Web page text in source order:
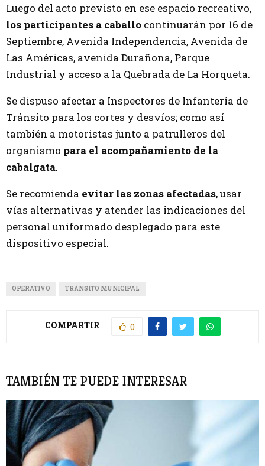
Luego del acto previsto en ese espacio recreativo,
los participantes a caballo continuarán por 16 de
Septiembre, Avenida Independencia, Avenida de
Las Américas, avenida Durañona, Parque
Industrial y acceso a la Quebrada de La Horqueta.
Se dispuso afectar a Inspectores de Infantería de
Tránsito para los cortes y desvíos; como así
también a motoristas junto a patrulleros del
organismo para el acompañamiento de la
cabalgata.
Se recomienda evitar las zonas afectadas, usar
vías alternativas y atender las indicaciones del
personal uniformado desplegado para este
dispositivo especial.
OPERATIVO TRÁNSITO MUNICIPAL
COMPARTIR 0
TAMBIÉN TE PUEDE INTERESAR